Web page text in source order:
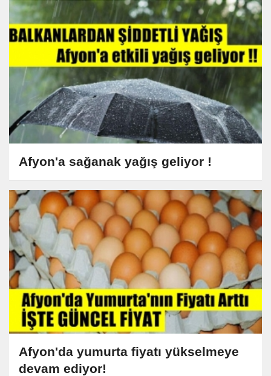
Afyon'a sağanak yağış geliyor !
Afyon'da yumurta fiyatı yükselmeye
devam ediyor!